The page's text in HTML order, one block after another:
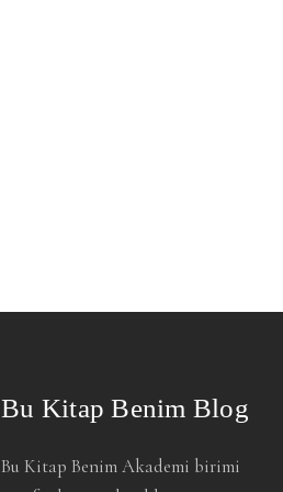
Bu Kitap Benim Blog
Bu Kitap Benim Akademi birimi